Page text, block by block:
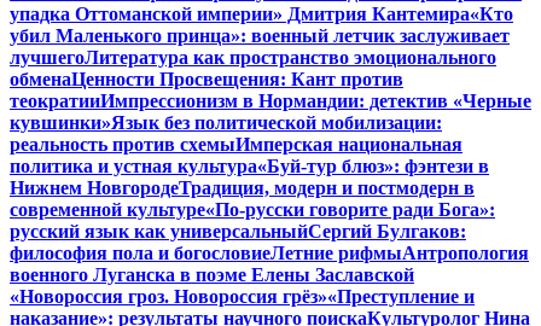
упадка Оттоманской империи» Дмитрия Кантемира«Кто
убил Маленького принца»: военный летчик заслуживает
лучшегоЛитература как пространство эмоционального
обменаЦенности Просвещения: Кант против
теократииИмпрессионизм в Нормандии: детектив «Черные
кувшинки»Язык без политической мобилизации:
реальность против схемыИмперская национальная
политика и устная культура«Буй-тур блюз»: фэнтези в
Нижнем НовгородеТрадиция, модерн и постмодерн в
современной культуре«По-русски говорите ради Бога»:
русский язык как универсальныйСергий Булгаков:
философия пола и богословиеЛетние рифмыАнтропология
военного Луганска в поэме Елены Заславской
«Новороссия гроз. Новороссия грёз»«Преступление и
наказание»: результаты научного поискаКультуролог Нина